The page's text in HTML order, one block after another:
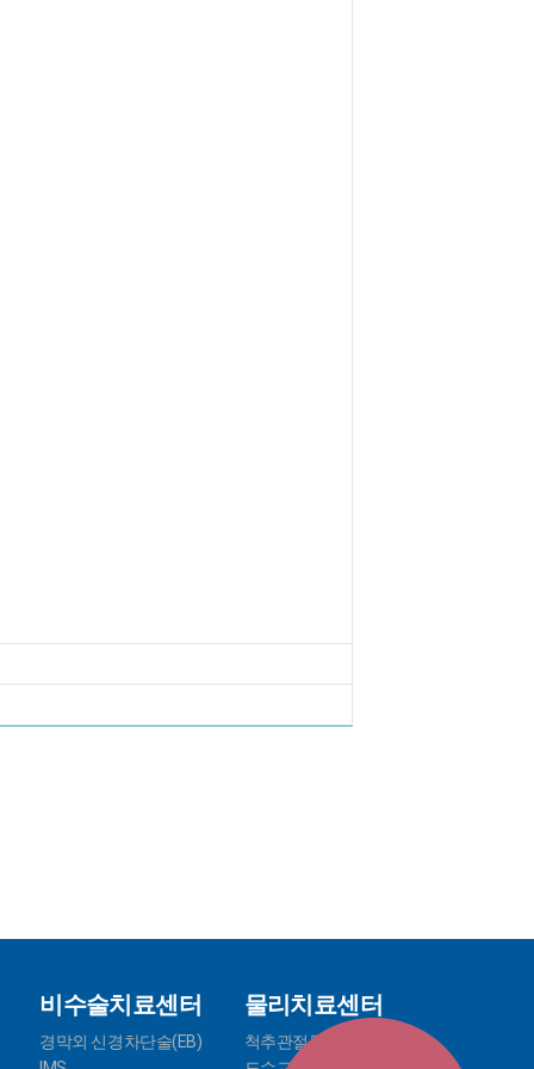
비수술치료센터
경막외 신경차단술(EB)
물리치료센터
척추관절물리치료